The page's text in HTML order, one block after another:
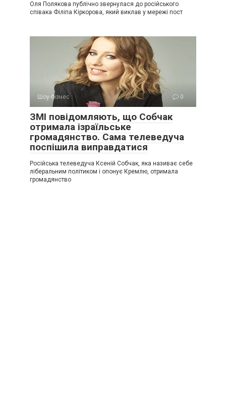
Оля Полякова публічно звернулася до російського
співака Філіпа Кіркорова, який виклав у мережі пост
Шоу-бізнес 0
ЗМІ повідомляють, що Собчак
отримала ізраїльське
громадянство. Сама телеведуча
поспішила виправдатися
Російська телеведуча Ксеній Собчак, яка називає себе
ліберальним політиком і опонує Кремлю, отримала
громадянство